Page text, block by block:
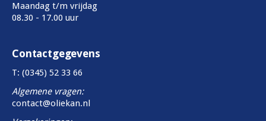
Maandag t/m vrijdag
08.30 - 17.00 uur
Contactgegevens
T: (0345) 52 33 66
Algemene vragen:
contact@oliekan.nl